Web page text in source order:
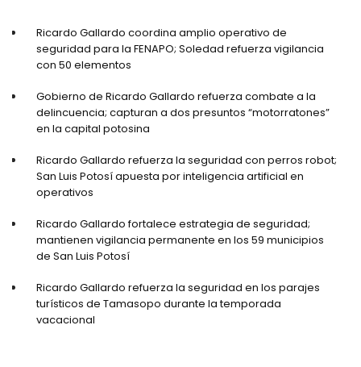
Ricardo Gallardo coordina amplio operativo de
seguridad para la FENAPO; Soledad refuerza vigilancia
con 50 elementos
Gobierno de Ricardo Gallardo refuerza combate a la
delincuencia; capturan a dos presuntos “motorratones”
en la capital potosina
Ricardo Gallardo refuerza la seguridad con perros robot;
San Luis Potosí apuesta por inteligencia artificial en
operativos
Ricardo Gallardo fortalece estrategia de seguridad;
mantienen vigilancia permanente en los 59 municipios
de San Luis Potosí
Ricardo Gallardo refuerza la seguridad en los parajes
turísticos de Tamasopo durante la temporada
vacacional